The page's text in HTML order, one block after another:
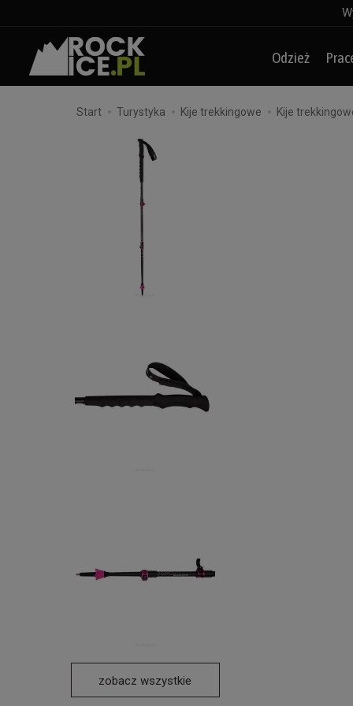
Odzież
Start Turystyka Kije trekkingowe Kije
zobacz wszystkie